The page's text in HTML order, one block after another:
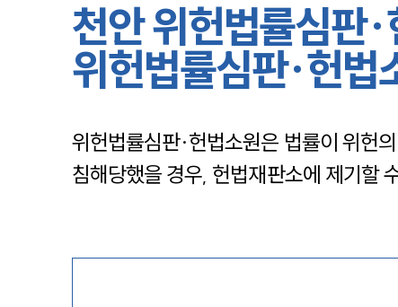
천안 위헌법률심판
위헌법률심판·헌법
위헌법률심판·헌법소원은 법률이 위헌
침해당했을 경우, 헌법재판소에 제기할